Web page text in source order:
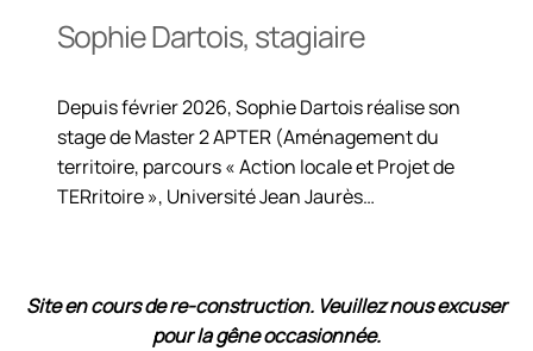
Sophie Dartois, stagiaire
Depuis février 2026, Sophie Dartois réalise son
stage de Master 2 APTER (Aménagement du
territoire, parcours « Action locale et Projet de
TERritoire », Université Jean Jaurès…
Site en cours de re-construction. Veuillez nous excuser
pour la gêne occasionnée.